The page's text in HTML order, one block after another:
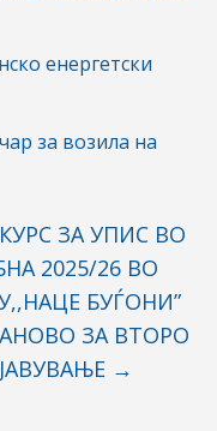
енергетски
за возила на
ЗА УПИС ВО
2025/26 ВО
БУЃОНИ”
ЗА ВТОРО
→